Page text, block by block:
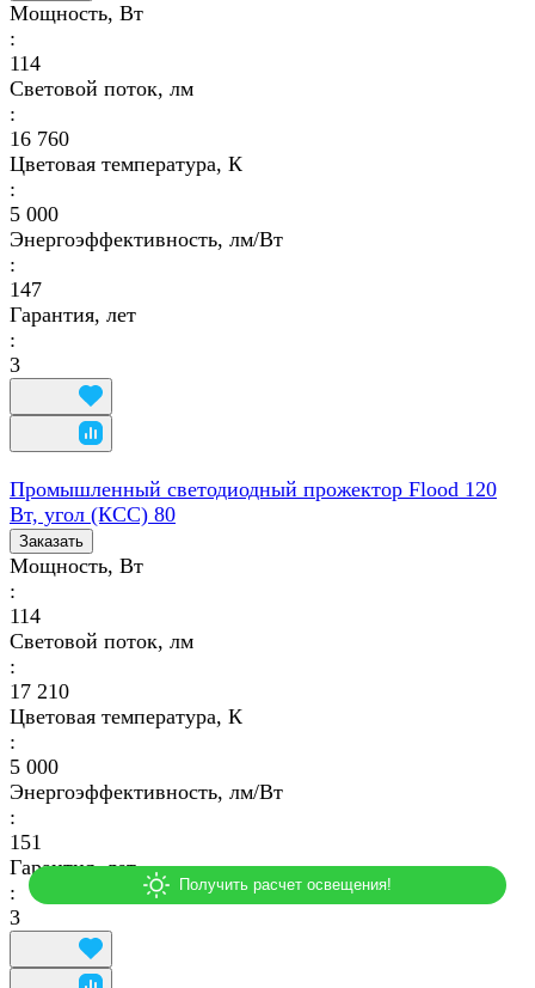
Мощность, Вт
:
114
Световой поток, лм
:
16 760
Цветовая температура, К
:
5 000
Энергоэффективность, лм/Вт
:
147
Гарантия, лет
:
3
Промышленный светодиодный прожектор Flood 120
Вт, угол (КСС) 80
Заказать
Мощность, Вт
:
114
Световой поток, лм
:
17 210
Цветовая температура, К
:
5 000
Энергоэффективность, лм/Вт
:
151
Гарантия, лет
:
3